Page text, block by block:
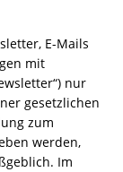
E-Mails
mit
nur
gesetzlichen
zum
werden,
Im